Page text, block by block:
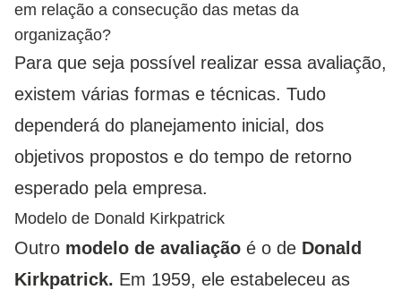
em relação a consecução das metas da
organização?
Para que seja possível realizar essa avaliação,
existem várias formas e técnicas. Tudo
dependerá do planejamento inicial, dos
objetivos propostos e do tempo de retorno
esperado pela empresa.
Modelo de Donald Kirkpatrick
Outro modelo de avaliação é o de Donald
Kirkpatrick. Em 1959, ele estabeleceu as